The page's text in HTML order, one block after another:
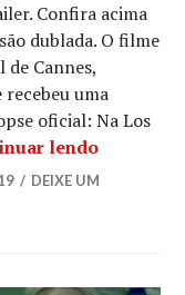
Confira acima
dublada. O filme
Cannes,
uma
oficial: Na Los
lendo“Era
DEIXE UM